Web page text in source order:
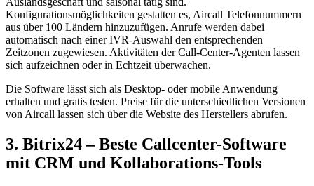
Konfigurationsmöglichkeiten gestatten es, Aircall Telefonnummern
aus über 100 Ländern hinzuzufügen. Anrufe werden dabei
automatisch nach einer IVR-Auswahl den entsprechenden
Zeitzonen zugewiesen. Aktivitäten der Call-Center-Agenten lassen
sich aufzeichnen oder in Echtzeit überwachen.
Die Software lässt sich als Desktop- oder mobile Anwendung
erhalten und gratis testen. Preise für die unterschiedlichen Versionen
von Aircall lassen sich über die Website des Herstellers abrufen.
3. Bitrix24 – Beste Callcenter-Software
mit CRM und Kollaborations-Tools